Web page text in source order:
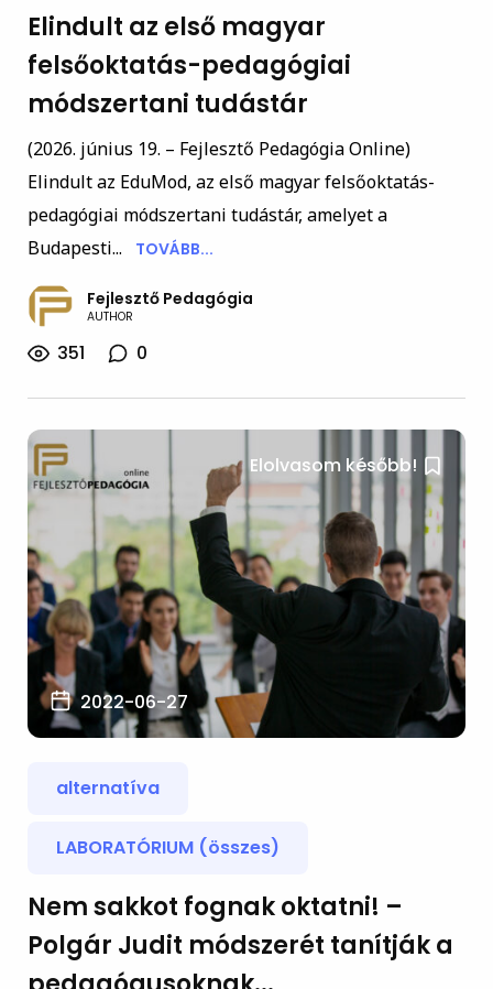
Elindult az első magyar
felsőoktatás-pedagógiai
módszertani tudástár
(2026. június 19. – Fejlesztő Pedagógia Online)
Elindult az EduMod, az első magyar felsőoktatás-
pedagógiai módszertani tudástár, amelyet a
Budapesti...
TOVÁBB...
Fejlesztő Pedagógia
AUTHOR
351 0
Elolvasom később!
2022-06-27
alternatíva
LABORATÓRIUM (összes)
Nem sakkot fognak oktatni! –
Polgár Judit módszerét tanítják a